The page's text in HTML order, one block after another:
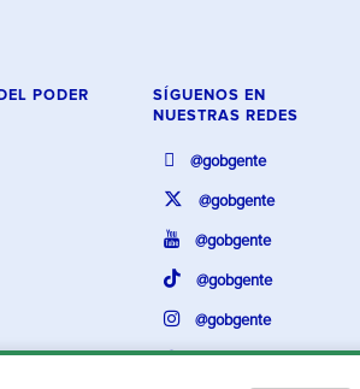
PODER
SÍGUENOS EN
NUESTRAS REDES
@gobgente
@gobgente
@gobgente
@gobgente
@gobgente
@gobgente